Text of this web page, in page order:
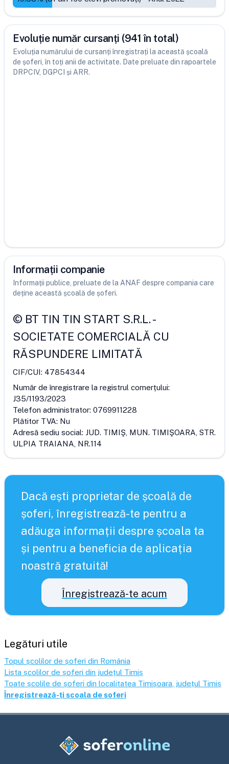
Evoluție număr cursanți (941 în total)
Evoluția numărului de cursanți înregistrați la această școală
de șoferi, în toți anii de activitate. Date preluate din rapoartele
DRPCIV, DGPCI și ARR.
Informații companie
Informații publice, preluate de la ANAF despre compania care
deține această școală de șoferi.
© BT TIN TIN START S.R.L.-
SOCIETATE COMERCIALĂ CU
RĂSPUNDERE LIMITATĂ
CIF/CUI: 47854344
Număr de înregistrare la registrul comerțului:
J35/1193/2023
Telefon administrator: 0769911228
Plătitor TVA: Nu
Adresă sediu social: JUD. TIMIŞ, MUN. TIMIŞOARA, STR.
ULPIA TRAIANA, NR.114
Dacă ești proprietar de școală de
șoferi, înregistrează-te pentru a
adăuga informații despre școala ta
și pentru a beneficia de aplicația
noastră gratuită!
Înregistrează-te acum
Legături utile
Topul școlilor de șoferi din România
Lista școlilor de șoferi din județul Timiș
Toate școlile de șoferi din localitatea Timișoara , județul Timiș
Înregistrează-ți școala de șoferi